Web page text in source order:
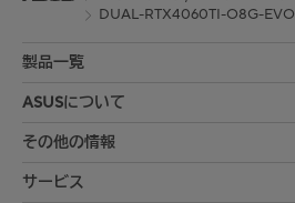
DUAL-RTX4060TI-O8G-EVO
製品一覧
ASUSについて
その他の情報
サービス